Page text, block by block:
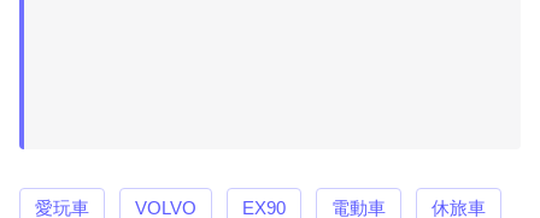
愛玩車 VOLVO EX90 電動車 休旅車